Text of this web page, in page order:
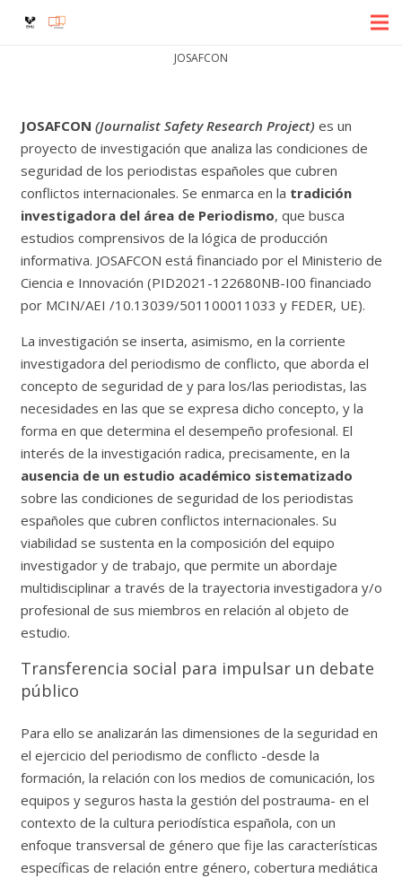
JOSAFCON
JOSAFCON (Journalist Safety Research Project) es un
proyecto de investigación que analiza las condiciones de
seguridad de los periodistas españoles que cubren
conflictos internacionales. Se enmarca en la tradición
investigadora del área de Periodismo, que busca
estudios comprensivos de la lógica de producción
informativa. JOSAFCON está financiado por el Ministerio de
Ciencia e Innovación (PID2021-122680NB-I00 financiado
por MCIN/AEI /10.13039/501100011033 y FEDER, UE).
La investigación se inserta, asimismo, en la corriente
investigadora del periodismo de conflicto, que aborda el
concepto de seguridad de y para los/las periodistas, las
necesidades en las que se expresa dicho concepto, y la
forma en que determina el desempeño profesional. El
interés de la investigación radica, precisamente, en la
ausencia de un estudio académico sistematizado
sobre las condiciones de seguridad de los periodistas
españoles que cubren conflictos internacionales. Su
viabilidad se sustenta en la composición del equipo
investigador y de trabajo, que permite un abordaje
multidisciplinar a través de la trayectoria investigadora y/o
profesional de sus miembros en relación al objeto de
estudio.
Transferencia social para impulsar un debate
público
Para ello se analizarán las dimensiones de la seguridad en
el ejercicio del periodismo de conflicto -desde la
formación, la relación con los medios de comunicación, los
equipos y seguros hasta la gestión del postrauma- en el
contexto de la cultura periodística española, con un
enfoque transversal de género que fije las características
específicas de relación entre género, cobertura mediática